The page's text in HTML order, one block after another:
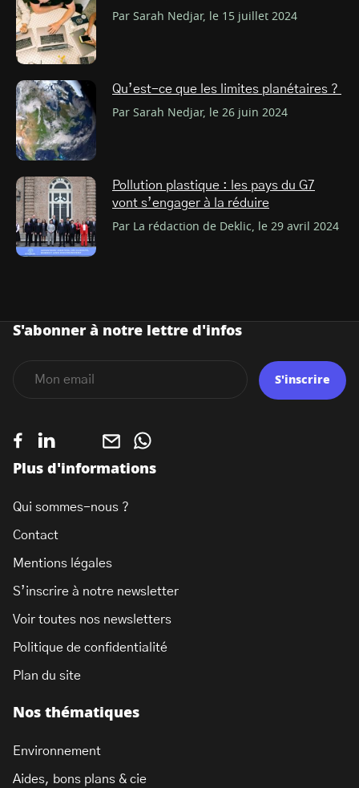
Par Sarah Nedjar, le 15 juillet 2024
Qu’est-ce que les limites planétaires ?
Par Sarah Nedjar, le 26 juin 2024
Pollution plastique : les pays du G7
vont s’engager à la réduire
Par La rédaction de Deklic, le 29 avril 2024
Nos thématiques
Environnement
Aides, bons plans & cie
Plus d'informations
Qui sommes-nous ?
Contact
Mentions légales
S’inscrire à notre newsletter
Voir toutes nos newsletters
Politique de confidentialité
Plan du site
S'abonner à notre lettre d'infos
S'inscrire